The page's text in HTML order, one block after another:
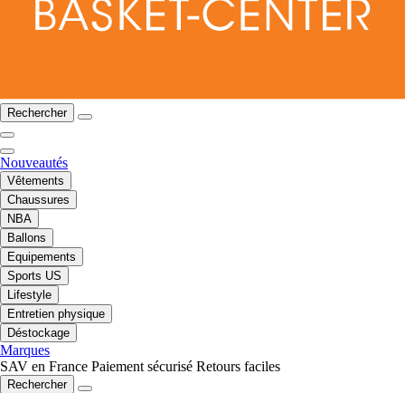
Rechercher
Nouveautés
Vêtements
Chaussures
NBA
Ballons
Equipements
Sports US
Lifestyle
Entretien physique
Déstockage
Marques
SAV en France Paiement sécurisé Retours faciles
Rechercher